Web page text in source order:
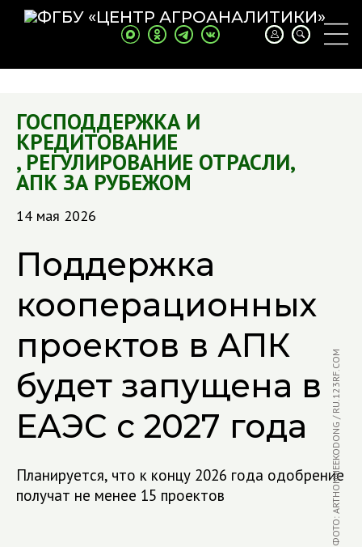
ГОСПОДДЕРЖКА И
КРЕДИТОВАНИЕ
, РЕГУЛИРОВАНИЕ ОТРАСЛИ,
АПК ЗА РУБЕЖОМ
14 мая 2026
Поддержка
кооперационных
проектов в АПК
будет запущена в
ЕАЭС с 2027 года
Планируется, что к концу 2026 года одобрение
получат не менее 15 проектов
ФОТО: ARTHONMEEKODONG / RU.123RF.COM